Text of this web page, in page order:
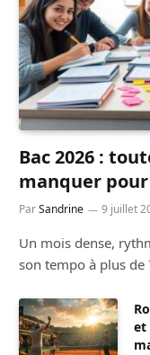
Bac 2026 :
manquer
ParSandrine 9 juillet
Un mois dense,
son tempo à plus
et